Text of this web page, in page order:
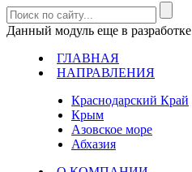
Данный модуль еще в разработке
ГЛАВНАЯ
НАПРАВЛЕНИЯ
Краснодарский Край
Крым
Азовское море
Абхазия